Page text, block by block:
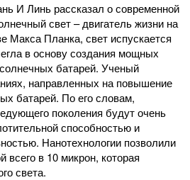
И Линь рассказал о современной
свет – двигатель жизни на
Макса Планка, свет испускается
в основу создания мощных
батарей. Ученый
направленных на повышение
батарей. По его словам,
поколения будут очень
способностью и
Нанотехнологии позволили
всего в 10 микрон, которая
света.